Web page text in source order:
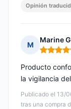
Opinión
M
Marine
Nota: 5
Publicado el 13/
tras una compra
Producto
la vigilancia